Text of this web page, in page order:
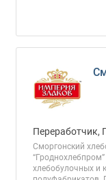
Переработчик,
Сморгонский
хлебобулочных и